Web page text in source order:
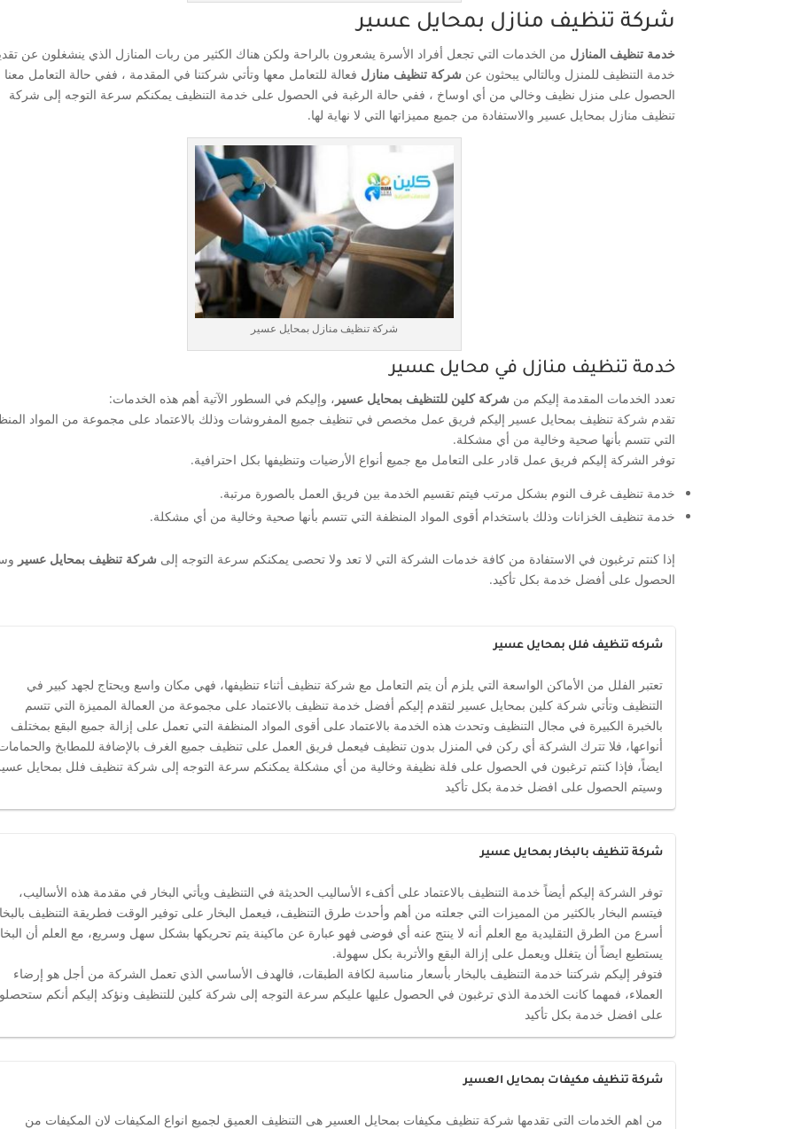
شركة تنظيف منازل بمحايل عسير
خدمة تنظيف المنازل من الخدمات التي تجعل أفراد الأسرة يشعرون بالراحة ولكن هناك الكثير من ربات المنازل الذي ينشغلون عن
خدمة التنظيف للمنزل وبالتالي يبحثون عن شركة تنظيف منازل فعالة للتعامل معها وتأتي شركتنا في المقدمة ، ففي حالة التعامل
الحصول على منزل نظيف وخالي من أي اوساخ ، ففي حالة الرغبة في الحصول على خدمة التنظيف يمكنكم سرعة التوجه إلى شركة
تنظيف منازل بمحايل عسير والاستفادة من جميع مميزاتها التي لا نهاية لها.
شركة تنظيف منازل بمحايل عسير
خدمة تنظيف منازل في محايل عسير
تعدد الخدمات المقدمة إليكم من شركة كلين للتنظيف بمحايل عسير ، وإليكم في السطور الآتية أهم هذه الخدمات:
تقدم شركة تنظيف بمحايل عسير إليكم فريق عمل مخصص في تنظيف جميع المفروشات وذلك بالاعتماد على مجموعة من المواد
التي تتسم بأنها صحية وخالية من أي مشكلة.
توفر الشركة إليكم فريق عمل قادر على التعامل مع جميع أنواع الأرضيات وتنظيفها بكل احترافية.
خدمة تنظيف غرف النوم بشكل مرتب فيتم تقسيم الخدمة بين فريق العمل بالصورة مرتبة.
خدمة تنظيف الخزانات وذلك باستخدام أقوى المواد المنظفة التي تتسم بأنها صحية وخالية من أي مشكلة.
إذا كنتم ترغبون في الاستفادة من كافة خدمات الشركة التي لا تعد ولا تحصى يمكنكم سرعة التوجه إلى شركة تنظيف بمحايل عسير
الحصول على أفضل خدمة بكل تأكيد.
شركه تنظيف فلل بمحايل عسير
تعتبر الفلل من الأماكن الواسعة التي يلزم أن يتم التعامل مع شركة تنظيف أثناء تنظيفها، فهي مكان واسع ويحتاج لجهد كبير في
التنظيف وتأتي شركة كلين بمحايل عسير لتقدم إليكم أفضل خدمة تنظيف بالاعتماد على مجموعة من العمالة المميزة التي تتسم
بالخبرة الكبيرة في مجال التنظيف وتحدث هذه الخدمة بالاعتماد على أقوى المواد المنظفة التي تعمل على إزالة جميع البقع بمختلف
أنواعها، فلا تترك الشركة أي ركن في المنزل بدون تنظيف فيعمل فريق العمل على تنظيف جميع الغرف بالإضافة للمطابخ
ايضاً، فإذا كنتم ترغبون في الحصول على فلة نظيفة وخالية من أي مشكلة يمكنكم سرعة التوجه إلى شركة تنظيف فلل بمحايل
وسيتم الحصول على افضل خدمة بكل تأكيد
شركة تنظيف بالبخار بمحايل عسير
توفر الشركة إليكم أيضاً خدمة التنظيف بالاعتماد على أكفء الأساليب الحديثة في التنظيف ويأتي البخار في مقدمة هذه الأساليب،
فيتسم البخار بالكثير من المميزات التي جعلته من أهم وأحدث طرق التنظيف، فيعمل البخار على توفير الوقت فطريقة التنظيف
أسرع من الطرق التقليدية مع العلم أنه لا ينتج عنه أي فوضى فهو عبارة عن ماكينة يتم تحريكها بشكل سهل وسريع، مع العلم أن
يستطيع ايضاً أن يتغلل ويعمل على إزالة البقع والأتربة بكل سهولة.
فتوفر إليكم شركتنا خدمة التنظيف بالبخار بأسعار مناسبة لكافة الطبقات، فالهدف الأساسي الذي تعمل الشركة من أجل هو إرضاء
العملاء، فمهما كانت الخدمة الذي ترغبون في الحصول عليها عليكم سرعة التوجه إلى شركة كلين للتنظيف ونؤكد إليكم أنكم
على افضل خدمة بكل تأكيد
شركة تنظيف مكيفات بمحايل العسير
من اهم الخدمات التى تقدمها شركة تنظيف مكيفات بمحايل العسير هى التنظيف العميق لجميع انواع المكيفات لان المكيفات من